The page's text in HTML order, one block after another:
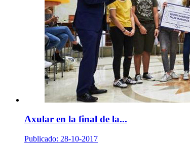
Axular en la final de la...
Publicado: 28-10-2017